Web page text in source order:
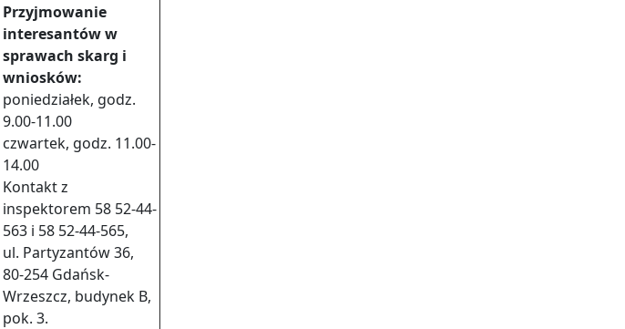
Przyjmowanie
interesantów w
sprawach skarg i
wniosków:
poniedziałek, godz.
9.00-11.00
czwartek, godz. 11.00-
14.00
Kontakt z
inspektorem 58 52-44-
563 i 58 52-44-565,
ul. Partyzantów 36,
80-254 Gdańsk-
Wrzeszcz, budynek B,
pok. 3.